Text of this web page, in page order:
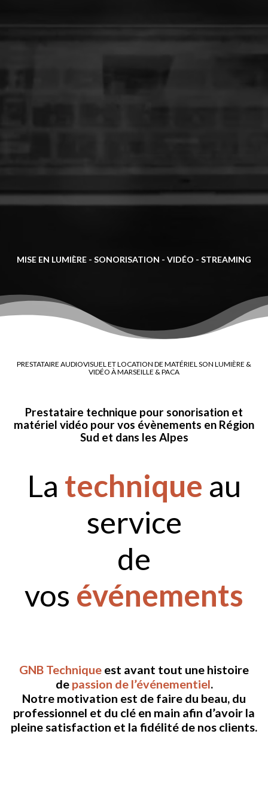
MISE EN LUMIÈRE - SONORISATION - VIDÉO - STREAMING
PRESTATAIRE AUDIOVISUEL ET LOCATION DE MATÉRIEL SON LUMIÈRE &
VIDÉO À MARSEILLE & PACA
Prestataire technique pour sonorisation et
matériel vidéo pour vos évènements en Région
Sud et dans les Alpes
La technique au
service
de
vos événements
GNB Technique est avant tout une histoire
de passion de l’événementiel.
Notre motivation est de faire du beau, du
professionnel et du clé en main afin d’avoir la
pleine satisfaction et la fidélité de nos clients.